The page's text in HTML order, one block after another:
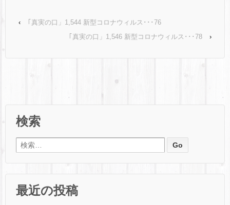
‹
｢真実の口」1,544 新型コロナウィルス･･･76
｢真実の口」1,546 新型コロナウィルス･･･78
›
検索
検索:
最近の投稿